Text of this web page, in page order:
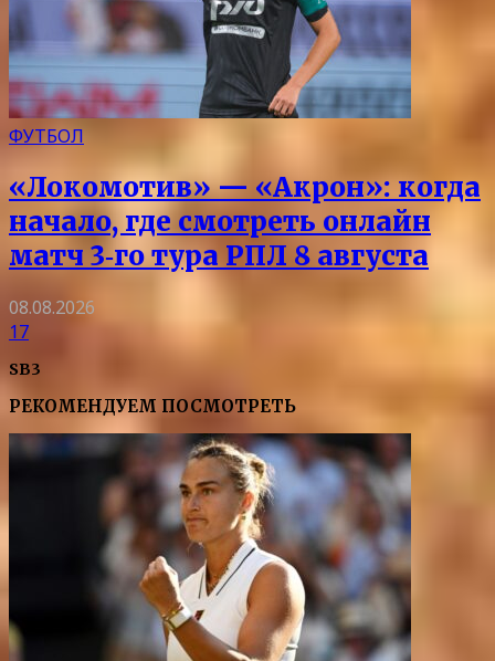
ФУТБОЛ
«Локомотив» — «Акрон»: когда
начало, где смотреть онлайн
матч 3‑го тура РПЛ 8 августа
08.08.2026
17
SB3
РЕКОМЕНДУЕМ ПОСМОТРЕТЬ